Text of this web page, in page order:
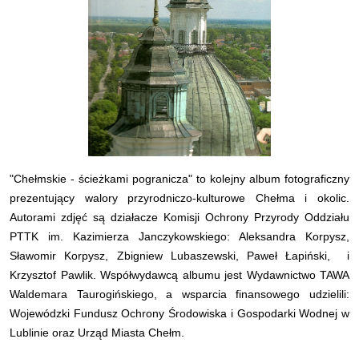
"Chełmskie - ścieżkami pogranicza" to kolejny album fotograficzny
prezentujący walory przyrodniczo-kulturowe Chełma i okolic.
Autorami zdjęć są działacze Komisji Ochrony Przyrody Oddziału
PTTK im. Kazimierza Janczykowskiego: Aleksandra Korpysz,
Sławomir Korpysz, Zbigniew Lubaszewski, Paweł Łapiński, i
Krzysztof Pawlik. Współwydawcą albumu jest Wydawnictwo TAWA
Waldemara Taurogińskiego, a wsparcia finansowego udzielili:
Wojewódzki Fundusz Ochrony Środowiska i Gospodarki Wodnej w
Lublinie oraz Urząd Miasta Chełm.